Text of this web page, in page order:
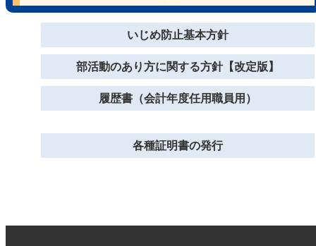
いじめ防止基本方針
部活動のあり方に関する方針【改定版】
履歴書（会計年度任用職員用）
各種証明書の発行